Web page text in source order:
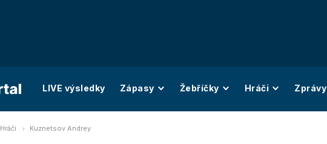
LIVE výsledky Zápasy Žebříčky Hráči Zprávy
Hráči Kuznetsov Andrey